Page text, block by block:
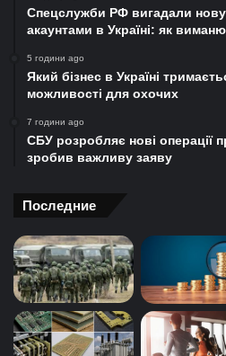
Спецслужби РФ вигадали
акаунтами в Україні: як
5 години ago
Який бізнес в Україні
можливості для охочих
7 години ago
СБУ розробляє нові операції
зробив важливу заяву
Последние